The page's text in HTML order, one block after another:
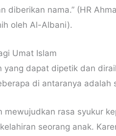
diberikan nama.” (HR
oleh Al-Albani).
Umat Islam
yang dapat dipetik dan
di antaranya adalah
mewujudkan rasa syukur
seorang anak.